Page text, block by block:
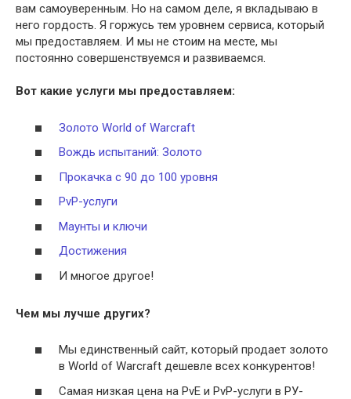
вам самоуверенным. Но на самом деле, я вкладываю в
него гордость. Я горжусь тем уровнем сервиса, который
мы предоставляем. И мы не стоим на месте, мы
постоянно совершенствуемся и развиваемся.
Вот какие услуги мы предоставляем:
Золото World of Warcraft
Вождь испытаний: Золото
Прокачка с 90 до 100 уровня
PvP-услуги
Маунты и ключи
Достижения
И многое другое!
Чем мы лучше других?
Мы единственный сайт, который продает золото
в World of Warcraft дешевле всех конкурентов!
Самая низкая цена на PvE и PvP-услуги в РУ-